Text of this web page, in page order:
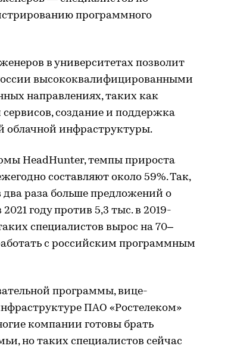
программного
в университетах позволит
высококвалифицированными
направлениях, таких как
создание и поддержка
облачной инфраструктуры.
HeadHunter, темпы прироста
составляют около 59%. Так,
раза больше предложений о
году против 5,3 тыс. в 2019-
специалистов вырос на 70–
с российским программным
программы, вице-
ПАО «Ростелеком»
компании готовы брать
но таких специалистов сейчас